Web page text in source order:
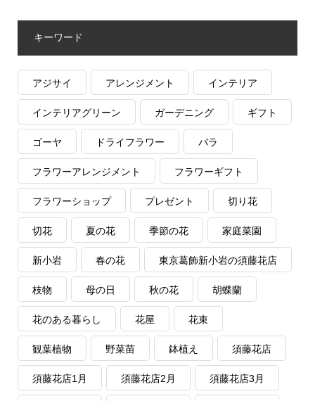
キーワード
アジサイ アレンジメント インテリア
インテリアグリーン ガーデニング ギフト
ゴーヤ ドライフラワー バラ
フラワーアレンジメント フラワーギフト
フラワーショップ プレゼント 切り花
切花 夏の花 季節の花 家庭菜園
新小岩 春の花 東京葛飾新小岩の須藤花店
枝物 母の日 秋の花 胡蝶蘭
花のある暮らし 花屋 花束
観葉植物 野菜苗 鉢植え 須藤花店
須藤花店1月 須藤花店2月 須藤花店3月